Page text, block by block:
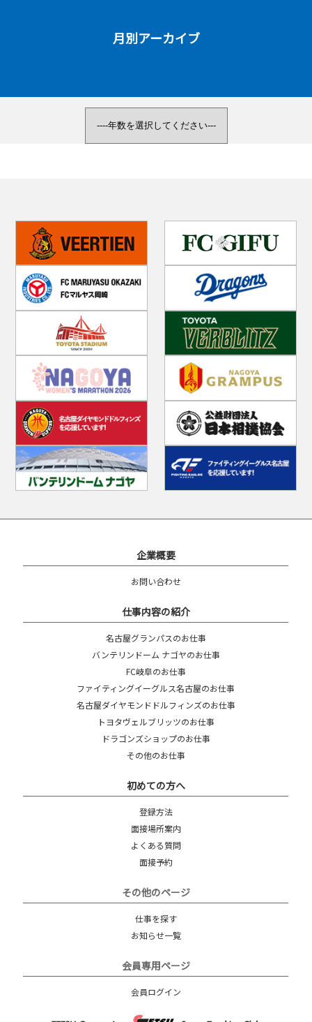
月別アーカイブ
企業概要
お問い合わせ
仕事内容の紹介
名古屋グランパスのお仕事
バンテリンドーム ナゴヤのお仕事
FC岐阜のお仕事
ファイティングイーグルス名古屋のお仕事
名古屋ダイヤモンドドルフィンズのお仕事
トヨタヴェルブリッツのお仕事
ドラゴンズショップのお仕事
その他のお仕事
初めての方へ
登録方法
面接場所案内
よくある質問
面接予約
その他のページ
仕事を探す
お知らせ一覧
会員専用ページ
会員ログイン